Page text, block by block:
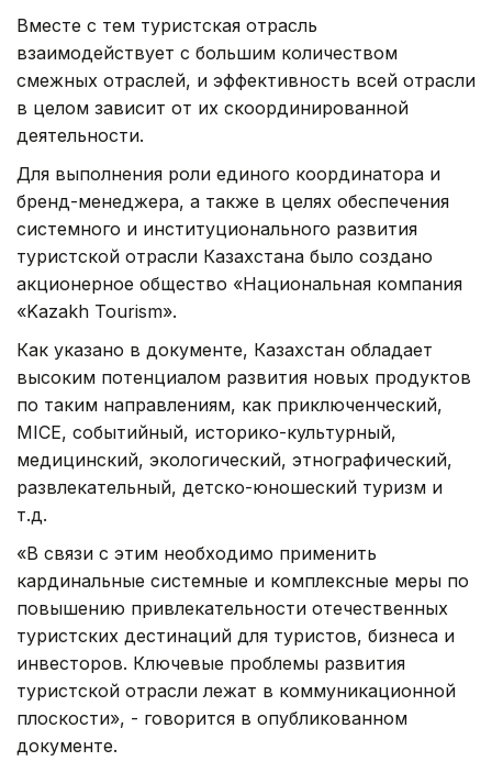
Вместе с тем туристская отрасль
взаимодействует с большим количеством
смежных отраслей, и эффективность всей отрасли
в целом зависит от их скоординированной
деятельности.
Для выполнения роли единого координатора и
бренд-менеджера, а также в целях обеспечения
системного и институционального развития
туристской отрасли Казахстана было создано
акционерное общество «Национальная компания
«Kazakh Tourism».
Как указано в документе, Казахстан обладает
высоким потенциалом развития новых продуктов
по таким направлениям, как приключенческий,
MICE, событийный, историко-культурный,
медицинский, экологический, этнографический,
развлекательный, детско-юношеский туризм и
т.д.
«В связи с этим необходимо применить
кардинальные системные и комплексные меры по
повышению привлекательности отечественных
туристских дестинаций для туристов, бизнеса и
инвесторов. Ключевые проблемы развития
туристской отрасли лежат в коммуникационной
плоскости», - говорится в опубликованном
документе.